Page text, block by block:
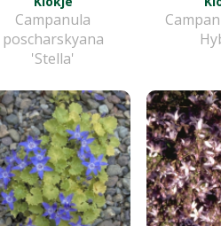
Campanula
poscharskyana
'Stella'